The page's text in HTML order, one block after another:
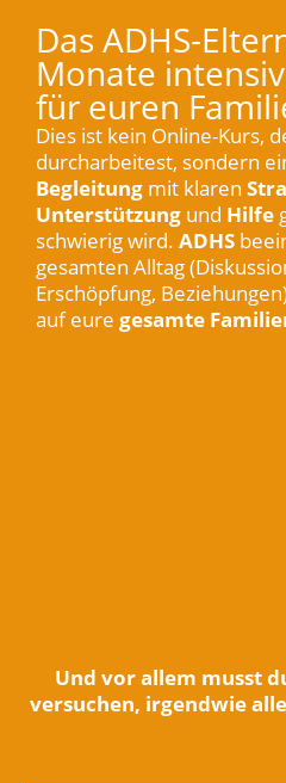
Das ADHS-
Monate
für euren
Dies ist kein Online-Kurs,
durcharbeitest, sondern
Begleitung mit klaren
Unterstützung und Hilfe
schwierig wird. ADHS
gesamten Alltag
Erschöpfung,
auf eure gesamte
Und vor allem musst
versuchen, irgendwie